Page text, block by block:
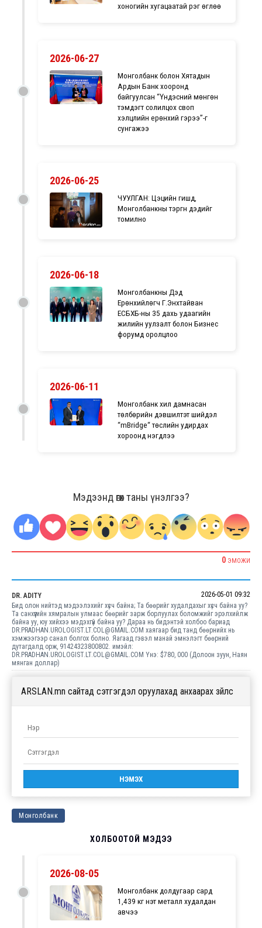
хоногийн хугацаатай үүрэг өглөө
2026-06-27
Монголбанк болон Хятадын
Ардын Банк хооронд
байгуулсан “Үндэсний мөнгөн
тэмдэгт солилцох своп
хэлцлийн ерөнхий гэрээ”-г
сунгажээ
2026-06-25
ЧУУЛГАН: Цэцийн гишүүд,
Монголбанкны тэргүүн дэдийг
томилно
2026-06-18
Монголбанкны Дэд
Ерөнхийлөгч Г.Энхтайван
ЕСБХБ-ны 35 дахь удаагийн
жилийн уулзалт болон Бизнес
форумд оролцлоо
2026-06-11
Монголбанк хил дамнасан
төлбөрийн дэвшилтэт шийдэл
“mBridge“ төслийн удирдах
хороонд нэгдлээ
Мэдээнд өгөх таны үнэлгээ?
0 ЭМОЖИ
DR. ADITY
2026-05-01 09:32
Бид олон нийтэд мэдээлэхийг хүсч байна; Та бөөрийг худалдахыг хүсч байна уу?
Та санхүүгийн хямралын улмаас бөөрийг зарж борлуулах боломжийг эрэлхийлж
байна уу, юу хийхээ мэдэхгүй байна уу? Дараа нь бидэнтэй холбоо бариад
DR.PRADHAN.UROLOGIST.LT.COL@GMAIL.COM хаягаар бид танд бөөрнийх нь
хэмжээгээр санал болгох болно. Яагаад гэвэл манай эмнэлэгт бөөрний
дутагдалд орж, 91424323800802. имэйл:
DR.PRADHAN.UROLOGIST.LT.COL@GMAIL.COM Yнэ: $780, 000 (Долоон зуун, Наян
мянган доллар)
ARSLAN.mn сайтад сэтгэгдэл оруулахад анхаарах зүйлс
Монголбанк
ХОЛБООТОЙ МЭДЭЭ
2026-08-05
Монголбанк долдугаар сард
1,439 кг үнэт металл худалдан
авчээ